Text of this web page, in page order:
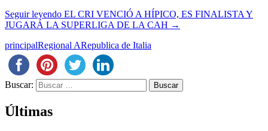
Seguir leyendo EL CRI VENCIÓ A HÍPICO, ES FINALISTA Y
JUGARÁ LA SUPERLIGA DE LA CAH →
principalRegional ARepublica de Italia
Buscar:
Últimas